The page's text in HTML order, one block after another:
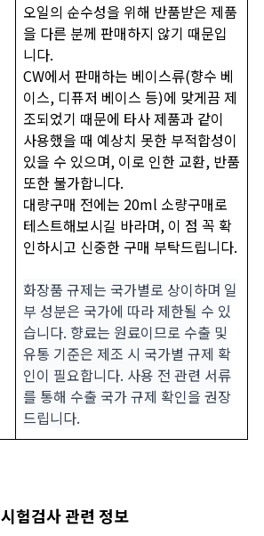
오일의 순수성을 위해 반품받은 제품
을 다른 분께 판매하지 않기 때문입
니다.
CW에서 판매하는 베이스류(향수 베
이스, 디퓨저 베이스 등)에 맞게끔 제
조되었기 때문에 타사 제품과 같이
사용했을 때 예상치 못한 부적합성이
있을 수 있으며, 이로 인한 교환, 반품
또한 불가합니다.
대량구매 전에는 20ml 소량구매로
테스트해보시길 바라며, 이 점 꼭 확
인하시고 신중한 구매 부탁드립니다.
화장품 규제는 국가별로 상이하며 일
부 성분은 국가에 따라 제한될 수 있
습니다. 향료는 원료이므로 수출 및
유통 기준은 제조 시 국가별 규제 확
인이 필요합니다. 사용 전 관련 서류
를 통해 수출 국가 규제 확인을 권장
드립니다.
시험검사 관련 정보